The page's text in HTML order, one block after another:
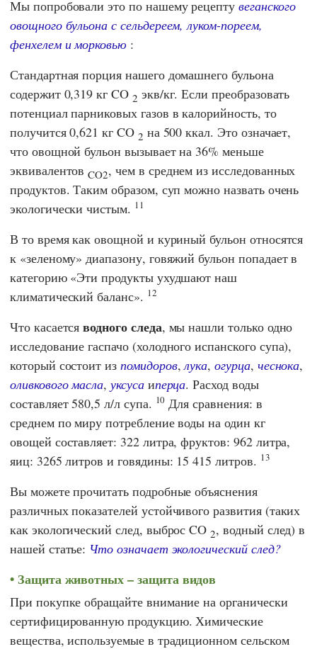
Мы попробовали это по нашему рецептувеганского
овощного бульона с сельдереем, луком-пореем,
фенхелем и морковью:
Стандартная порция нашего домашнего бульона
содержит 0,319 кг CO 2 экв/кг. Если преобразовать
потенциал парниковых газов в калорийность, то
получится 0,621 кг CO 2 на 500 ккал. Это означает,
что овощной бульон вызывает на 36% меньше
эквивалентовCO2, чем в среднем из исследованных
продуктов. Таким образом, суп можно назвать очень
экологически чистым. 11
В то время как овощной и куриный бульон относятся
к «зеленому» диапазону, говяжий бульон попадает в
категорию «Эти продукты ухудшают наш
климатический баланс». 12
Что касаетсяводного следа, мы нашли только одно
исследование гаспачо (холодного испанского супа),
который состоит из помидоров,лука,огурца, чеснока,
оливкового масла,уксусаиперца. Расход воды
составляет 580,5 л/л супа. 10 Для сравнения: в
среднем по миру потребление воды на один кг
овощей составляет: 322 литра, фруктов: 962 литра,
яиц: 3265 литров и говядины: 15 415 литров. 13
Вы можете прочитать подробные объяснения
различных показателей устойчивого развития (таких
как экологический след, выброс CO2, водный след) в
нашей статье: Что означает экологический след?
Защита животных – защита видов
При покупке обращайте внимание на органически
сертифицированную продукцию. Химические
вещества, используемые в традиционном сельском